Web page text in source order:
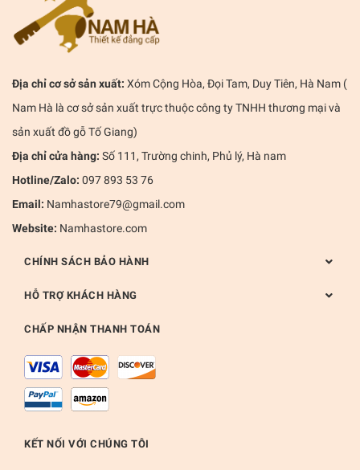
Địa chỉ cơ sở sản xuất: Xóm Cộng Hòa, Đọi Tam, Duy Tiên, Hà Nam (
Nam Hà là cơ sở sản xuất trực thuộc công ty TNHH thương mại và
sản xuất đồ gỗ Tố Giang)
Địa chỉ cửa hàng: Số 111, Trường chinh, Phủ lý, Hà nam
Hotline/Zalo: 097 893 53 76
Email: Namhastore79@gmail.com
Website: Namhastore.com
CHÍNH SÁCH BẢO HÀNH
HỖ TRỢ KHÁCH HÀNG
CHẤP NHẬN THANH TOÁN
KẾT NỐI VỚI CHÚNG TÔI